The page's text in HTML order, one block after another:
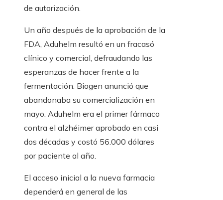
de autorización.
Un año después de la aprobación de la
FDA, Aduhelm resultó en un fracasó
clínico y comercial, defraudando las
esperanzas de hacer frente a la
fermentación. Biogen anunció que
abandonaba su comercialización en
mayo. Aduhelm era el primer fármaco
contra el alzhéimer aprobado en casi
dos décadas y costó 56.000 dólares
por paciente al año.
El acceso inicial a la nueva farmacia
dependerá en general de las